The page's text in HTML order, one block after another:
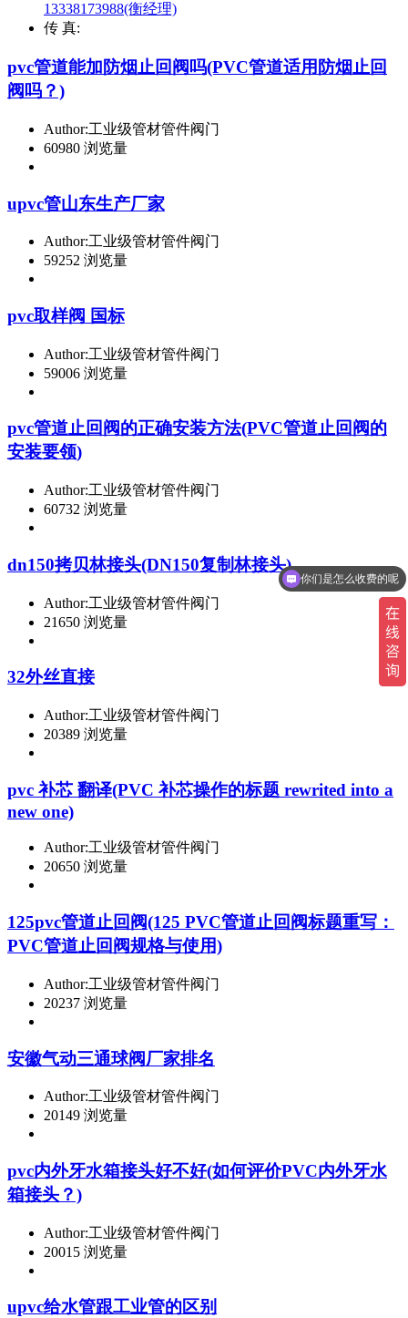
13338173988(衡经理)
传 真:
pvc管道能加防烟止回阀吗(PVC管道适用防烟止回
阀吗？)
Author:工业级管材管件阀门
60980 浏览量
upvc管山东生产厂家
Author:工业级管材管件阀门
59252 浏览量
pvc取样阀 国标
Author:工业级管材管件阀门
59006 浏览量
pvc管道止回阀的正确安装方法(PVC管道止回阀的
安装要领)
Author:工业级管材管件阀门
60732 浏览量
dn150拷贝林接头(DN150复制林接头)
Author:工业级管材管件阀门
21650 浏览量
32外丝直接
Author:工业级管材管件阀门
20389 浏览量
pvc 补芯 翻译(PVC 补芯操作的标题 rewrited into a
new one)
Author:工业级管材管件阀门
20650 浏览量
125pvc管道止回阀(125 PVC管道止回阀标题重写：
PVC管道止回阀规格与使用)
Author:工业级管材管件阀门
20237 浏览量
安徽气动三通球阀厂家排名
Author:工业级管材管件阀门
20149 浏览量
pvc内外牙水箱接头好不好(如何评价PVC内外牙水
箱接头？)
Author:工业级管材管件阀门
20015 浏览量
upvc给水管跟工业管的区别
你们是怎么收费的呢
现在有优惠活动吗